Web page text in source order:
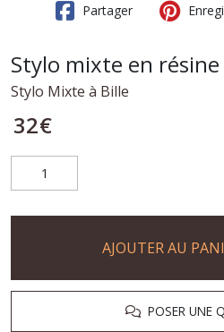
Partager
Stylo mixte en
Stylo Mixte à Bille
32€
AJOUTER AU
POSER UNE